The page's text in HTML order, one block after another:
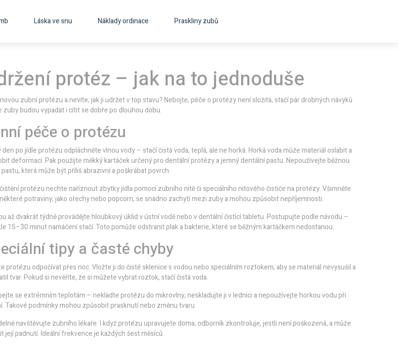
Láska ve snu Náklady ordinace Praskliny zubů
protéz – jak na to jednoduše
zubní protézu a nevíte, jak ji udržet v top stavu? Nebojte, péče o protézy není složitá, stačí pár drobných návyků
zuby budou vypadat i cítit se dobře po dlouhou dobu.
péče o protézu
den po jídle protézu odpláchněte vlnou vody – stačí čistá voda, teplá, ale ne horká. Horká voda může materiál oslabit a
deformaci. Pak použijte měkký kartáček určený pro dentální protézy a jemný dentální pastu. Nepoužívejte běžnou
která může být příliš abrazivní a poškrábat povrch.
protézu nechte naříznout zbytky jídla pomocí zubního nitě či speciálního nitového čističe na protézy. Všimněte
potraviny, jako ořechy nebo popcorn, se snadno zachytí mezi zuby a mohou způsobit nepříjemnosti.
až dvakrát týdně provádějte hloubkový úklid v ústní vodě nebo v dentální čistící tabletu. Postupujte podle návodu –
15–30 minut namáčení stačí. Toto pomůže odstranit plak a bakterie, které se běžným kartáčkem nedostanou.
tipy a časté chyby
protézu odpočívat přes noc. Vložte ji do čisté sklenice s vodou nebo speciálním roztokem, aby se materiál nevysušil a
tvar. Pokud si nevěříte, že si můžete vybrat roztok, stačí čistá voda.
se extrémním teplotám – nekladte protézu do mikrovlny, neskladujte ji v lednici a nepoužívejte horkou vodu při
Takové podmínky mohou způsobit prasknutí nebo změnu tvaru.
navštěvujte zubního lékaře. I když protézu upravujete doma, odborník zkontroluje, jestli není poškozená, a může
její padnutí. Ideální frekvence je každých šest měsíců.